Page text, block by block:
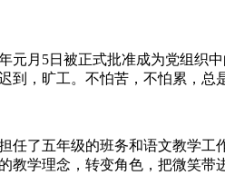
月5日被正式批准成为党组织
，旷工。不怕苦，不怕累，总
了五年级的班务和语文教学工
学理念，转变角色，把微笑带